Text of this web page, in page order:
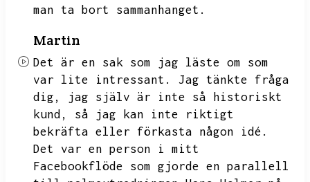
man ta bort sammanhanget.
Martin
Det är en sak som jag läste om som
var lite intressant.
Jag tänkte fråga
dig,
jag själv är inte så historiskt
kund,
så jag kan inte riktigt
bekräfta eller förkasta någon idé.
Det var en person i mitt
Facebookflöde som gjorde en parallell